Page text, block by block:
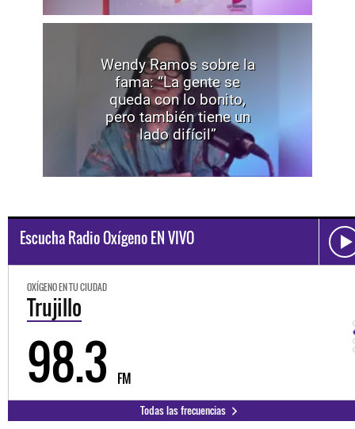
Wendy Ramos sobre la
fama: “La gente se
queda con lo bonito,
pero también tiene un
lado difícil”
Escucha Radio Oxígeno EN VIVO
OXÍGENO EN TU CIUDAD
Trujillo
98.3 FM
Todas las frecuencias